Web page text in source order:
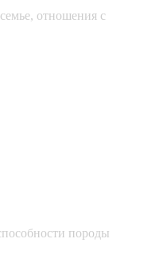
отношения с
породы